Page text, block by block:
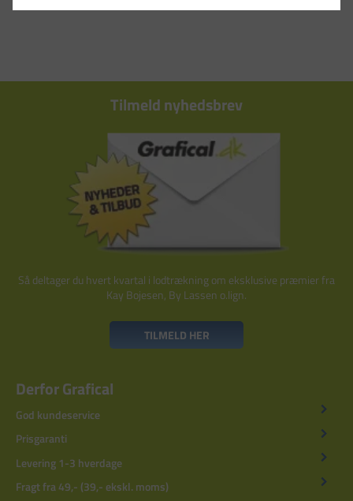
Tilmeld nyhedsbrev
Så deltager du hvert kvartal i lodtrækning om eksklusive præmier fra
Kay Bojesen, By Lassen o.lign.
TILMELD HER
Derfor Grafical
God kundeservice
Prisgaranti
Levering 1-3 hverdage
Fragt fra 49,- (39,- ekskl. moms)